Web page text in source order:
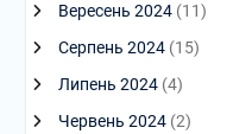
Вересень 2024(11)
Серпень 2024(15)
Липень 2024(4)
Червень 2024(2)